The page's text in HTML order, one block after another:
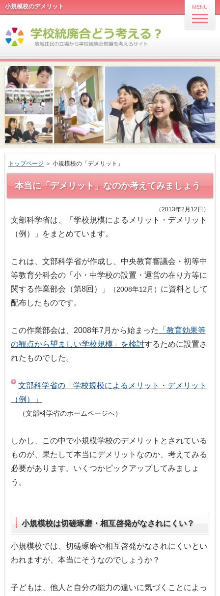
小規模校のデメリット MENU
トップページ ＞ 小規模校の「デメリット」
本当に「デメリット」なのか考えてみましょう
（2013年2月12日）
文部科学省は、「学校規模によるメリット・デメリット
（例）」をまとめています。
これは、文部科学省が作成し、中央教育審議会・初等中
等教育分科会の「小・中学校の設置・運営の在り方等に
関する作業部会（第8回）」
（2008年12月） に資料として
配布したものです。
この作業部会は、2008年7月から始まった 「教育効果等
の観点から望ましい学校規模」を検討するために設置さ
れたものでした。
文部科学省の「学校規模によるメリット・デメリット
（例）」
（文部科学省のホームページへ）
しかし、この中で小規模学校のデメリットとされている
ものが、果たして本当にデメリットなのか、考えてみる
必要があります。いくつかピックアップしてみましょ
う。
小規模校は切磋琢磨・相互啓発がなされにくい？
小規模校では、切磋琢磨や相互啓発がなされにくいとい
われますが、本当にそうなのでしょうか？
子どもは、他人と自分の能力の違いに気づくことによっ